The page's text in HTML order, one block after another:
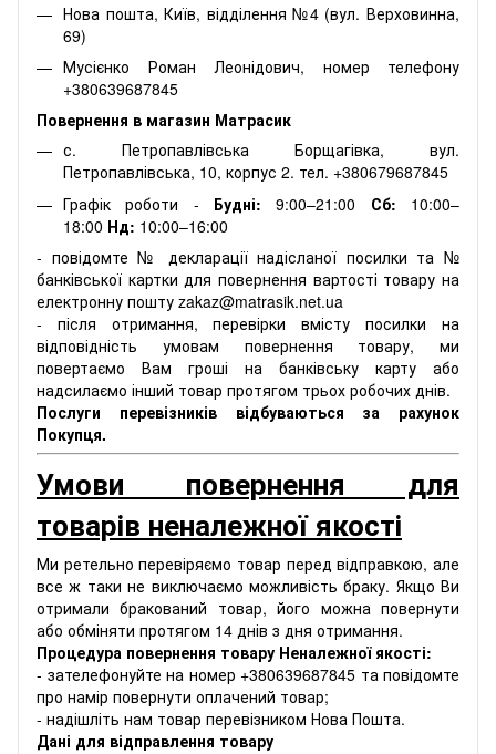
Нова пошта, Київ, відділення №4 (вул. Верховинна,
69)
Мусієнко Роман Леонідович, номер телефону
+380639687845
Повернення в магазин Матрасик
с. Петропавлівська Борщагівка, вул.
Петропавлівська, 10, корпус 2. тел. +380679687845
Графік роботи - Будні: 9:00–21:00 Сб: 10:00–
18:00 Нд: 10:00–16:00
- повідомте № декларації надісланої посилки та №
банківської картки для повернення вартості товару на
електронну пошту zakaz@matrasik.net.ua
- після отримання, перевірки вмісту посилки на
відповідність умовам повернення товару, ми
повертаємо Вам гроші на банківську карту або
надсилаємо інший товар протягом трьох робочих днів.
Послуги перевізників відбуваються за рахунок
Покупця.
Умови повернення для
товарів неналежної якості
Ми ретельно перевіряємо товар перед відправкою, але
все ж таки не виключаємо можливість браку. Якщо Ви
отримали бракований товар, його можна повернути
або обміняти протягом 14 днів з дня отримання.
Процедура повернення товару Неналежної якості:
- зателефонуйте на номер +380639687845 та повідомте
про намір повернути оплачений товар;
- надішліть нам товар перевізником Нова Пошта.
Дані для відправлення товару